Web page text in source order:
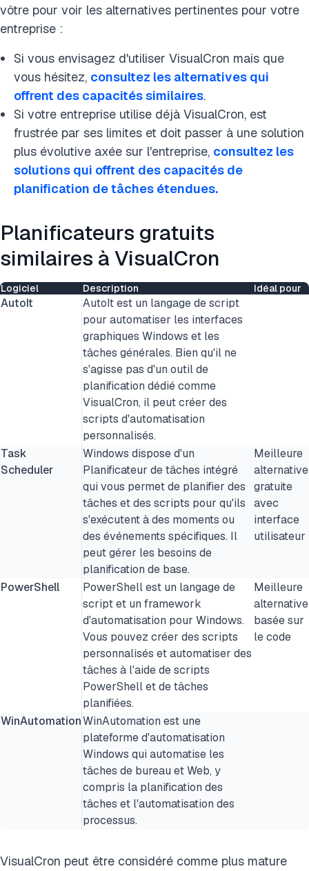
vôtre pour voir les alternatives pertinentes pour votre
entreprise :
Si vous envisagez d'utiliser VisualCron mais que
vous hésitez, consultez les alternatives qui
offrent des capacités similaires.
Si votre entreprise utilise déjà VisualCron, est
frustrée par ses limites et doit passer à une solution
plus évolutive axée sur l'entreprise, consultez les
solutions qui offrent des capacités de
planification de tâches étendues.
Planificateurs gratuits
similaires à VisualCron
Logiciel Description Idéal pour
AutoIt
AutoIt est un langage de script
pour automatiser les interfaces
graphiques Windows et les
tâches générales. Bien qu'il ne
s'agisse pas d'un outil de
planification dédié comme
VisualCron, il peut créer des
scripts d'automatisation
personnalisés.
Task
Scheduler
Windows dispose d'un
Planificateur de tâches intégré
qui vous permet de planifier des
tâches et des scripts pour qu'ils
s'exécutent à des moments ou
des événements spécifiques. Il
peut gérer les besoins de
planification de base.
Meilleure
alternative
gratuite
avec
interface
utilisateur
PowerShell
PowerShell est un langage de
script et un framework
d'automatisation pour Windows.
Vous pouvez créer des scripts
personnalisés et automatiser des
tâches à l'aide de scripts
PowerShell et de tâches
planifiées.
Meilleure
alternative
basée sur
le code
WinAutomationWinAutomation est une
plateforme d'automatisation
Windows qui automatise les
tâches de bureau et Web, y
compris la planification des
tâches et l'automatisation des
processus.
VisualCron peut être considéré comme plus mature